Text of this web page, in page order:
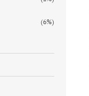
(6%)